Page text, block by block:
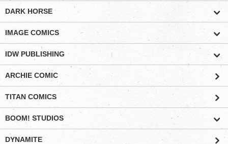
DARK HORSE
IMAGE COMICS
IDW PUBLISHING
ARCHIE COMIC
TITAN COMICS
BOOM! STUDIOS
DYNAMITE